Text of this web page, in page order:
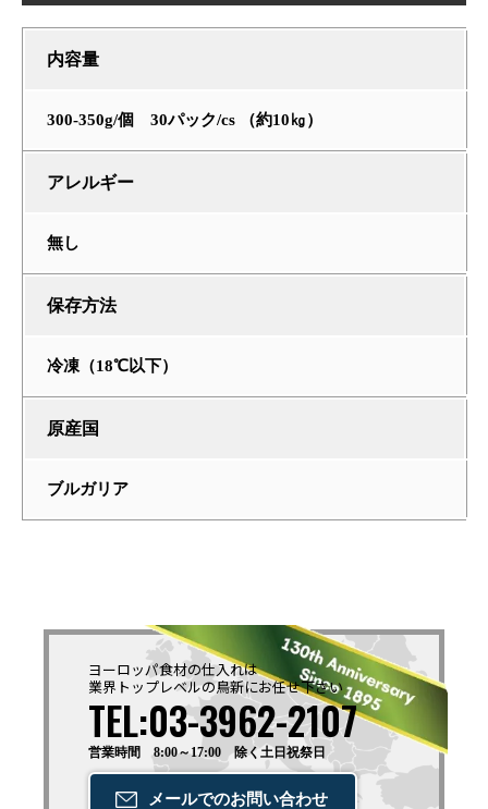
内容量
300-350g/個 30パック/cs （約10㎏）
アレルギー
無し
保存方法
冷凍（18℃以下）
原産国
ブルガリア
ヨーロッパ食材の仕入れは
業界トップレベルの鳥新にお任せ下さい
TEL:03-3962-2107
営業時間 8:00～17:00 除く土日祝祭日
メールでのお問い合わせ